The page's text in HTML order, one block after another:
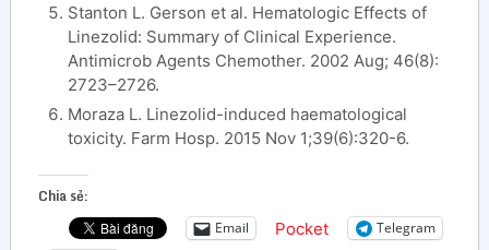
Stanton L. Gerson et al. Hematologic Effects of
Linezolid: Summary of Clinical Experience.
Antimicrob Agents Chemother. 2002 Aug; 46(8):
2723–2726.
Moraza L. Linezolid-induced haematological
toxicity. Farm Hosp. 2015 Nov 1;39(6):320-6.
Chia sẻ:
Email Pocket
Telegram